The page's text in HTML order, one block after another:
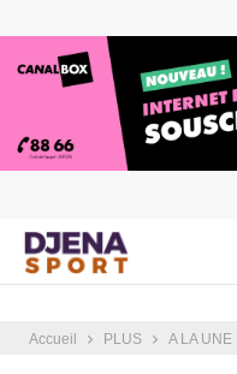
Accueil PLUS A LA UNE